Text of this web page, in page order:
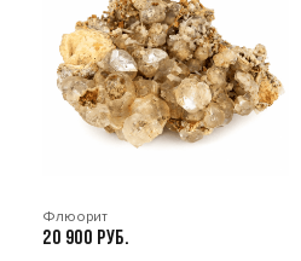
Флюорит
20 900